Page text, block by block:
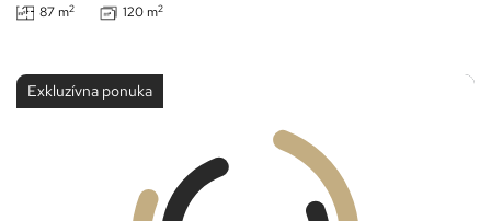
87 m2 120 m2
Exkluzívna ponuka